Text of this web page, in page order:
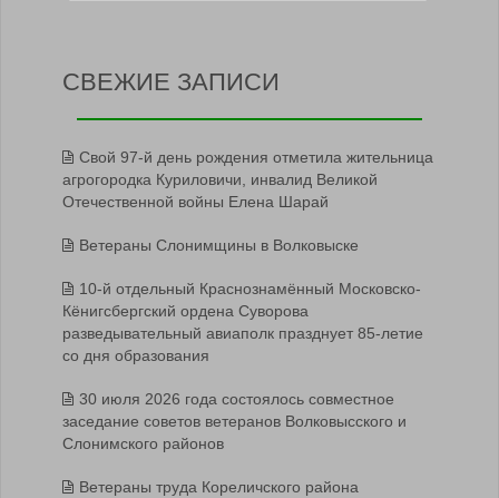
СВЕЖИЕ ЗАПИСИ
Свой 97-й день рождения отметила жительница
агрогородка Куриловичи, инвалид Великой
Отечественной войны Елена Шарай
Ветераны Слонимщины в Волковыске
10-й отдельный Краснознамённый Московско-
Кёнигсбергский ордена Суворова
разведывательный авиаполк празднует 85-летие
со дня образования
30 июля 2026 года состоялось совместное
заседание советов ветеранов Волковысского и
Слонимского районов
Ветераны труда Кореличского района